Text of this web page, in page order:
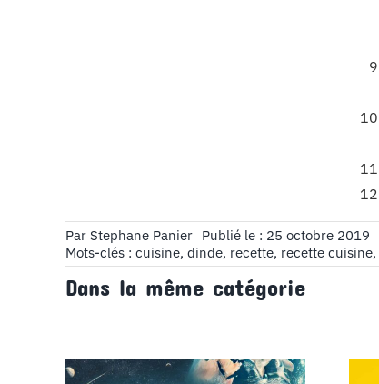
Par Stephane Panier Publié le : 25 octobre 2019
Mots-clés : cuisine, dinde, recette, recette cuisine,
Dans la même catégorie